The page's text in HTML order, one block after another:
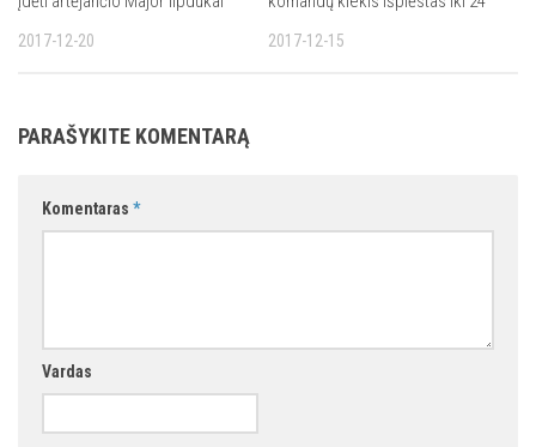
2017-12-20 2017-12-15
PARAŠYKITE KOMENTARĄ
Komentaras *
Vardas